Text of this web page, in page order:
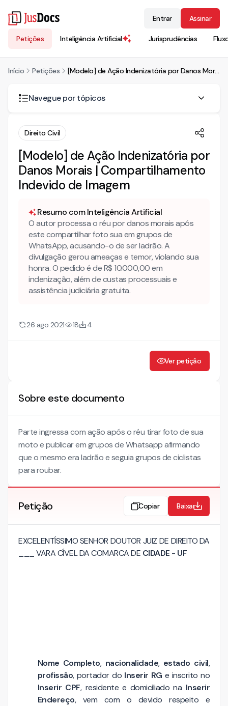
Petições Inteligência Artificial Jurisprudências
Entrar Assinar
Início Petições [Modelo] de Ação Indenizatória por Danos Morais | Compartilhamento Indevido de Imagem
Navegue por tópicos
AÇÃO DE INDENIZAÇÃO POR DANOS MORAIS
DO DIREITO
Do dano moral
Direito Civil
[Modelo] de Ação Indenizatória por
Danos Morais | Compartilhamento
Indevido de Imagem
Resumo com Inteligência Artificial
O autor processa o réu por danos morais após
este compartilhar foto sua em grupos de
WhatsApp, acusando-o de ser ladrão. A
divulgação gerou ameaças e temor, violando sua
honra. O pedido é de R$ 10.000,00 em
indenização, além de custas processuais e
assistência judiciária gratuita.
26 ago 2021 18 4
Ver petição
Sobre este documento
Parte ingressa com ação após o réu tirar foto de sua
moto e publicar em grupos de Whatsapp afirmando
que o mesmo era ladrão e seguia grupos de ciclistas
para roubar.
Petição Copiar Baixar
EXCELENTÍSSIMO SENHOR DOUTOR JUIZ DE DIREITO DA
VARA CÍVEL DA COMARCA DE CIDADE - UF
Nome Completo, nacionalidade, estado civil,
profissão, portador do Inserir RG e inscrito no
Inserir CPF, residente e domiciliado na Inserir
Endereço, vem com o devido respeito e